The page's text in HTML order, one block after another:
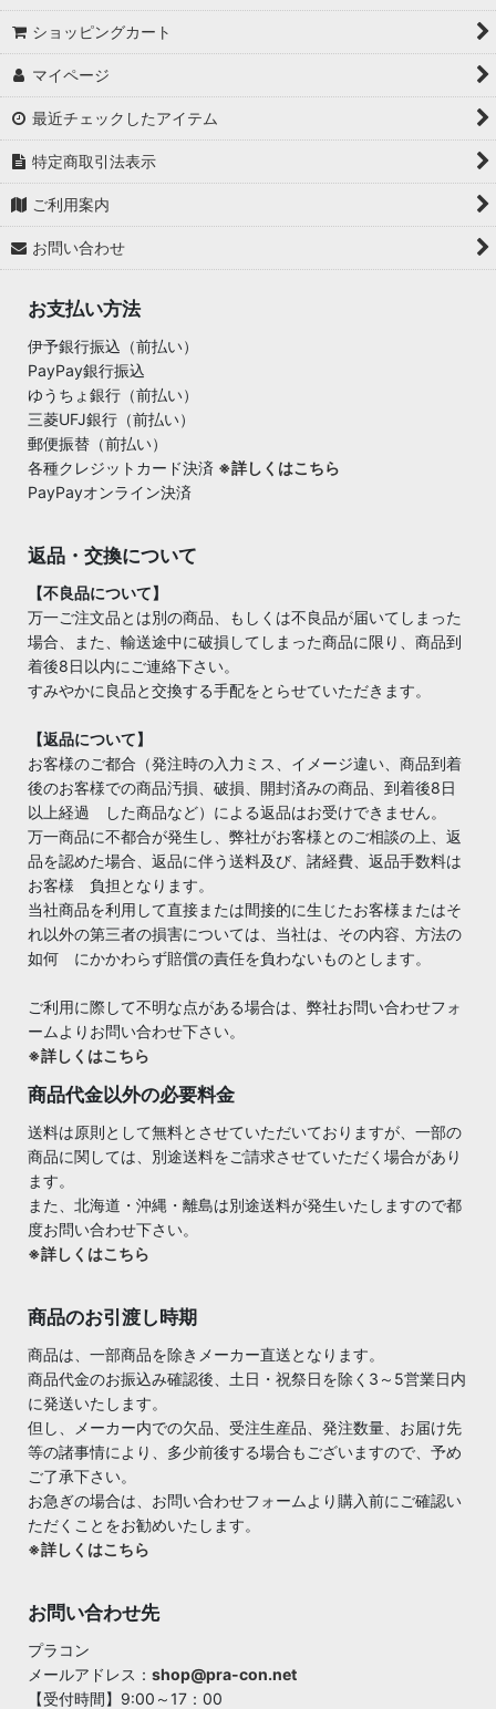
ショッピングカート
マイページ
最近チェックしたアイテム
特定商取引法表示
ご利用案内
お問い合わせ
お支払い方法
伊予銀行振込（前払い）
PayPay銀行振込
ゆうちょ銀行（前払い）
三菱UFJ銀行（前払い）
郵便振替（前払い）
各種クレジットカード決済 ※詳しくはこちら
PayPayオンライン決済
返品・交換について
【不良品について】
万一ご注文品とは別の商品、もしくは不良品が届いてしまった
場合、また、輸送途中に破損してしまった商品に限り、商品到
着後8日以内にご連絡下さい。
すみやかに良品と交換する手配をとらせていただきます。
【返品について】
お客様のご都合（発注時の入力ミス、イメージ違い、商品到着
後のお客様での商品汚損、破損、開封済みの商品、到着後8日
以上経過 した商品など）による返品はお受けできません。
万一商品に不都合が発生し、弊社がお客様とのご相談の上、返
品を認めた場合、返品に伴う送料及び、諸経費、返品手数料は
お客様 負担となります。
当社商品を利用して直接または間接的に生じたお客様またはそ
れ以外の第三者の損害については、当社は、その内容、方法の
如何 にかかわらず賠償の責任を負わないものとします。
ご利用に際して不明な点がある場合は、弊社お問い合わせフォ
ームよりお問い合わせ下さい。
※詳しくはこちら
商品代金以外の必要料金
送料は原則として無料とさせていただいておりますが、一部の
商品に関しては、別途送料をご請求させていただく場合があり
ます。
また、北海道・沖縄・離島は別途送料が発生いたしますので都
度お問い合わせ下さい。
※詳しくはこちら
商品のお引渡し時期
商品は、一部商品を除きメーカー直送となります。
商品代金のお振込み確認後、土日・祝祭日を除く3～5営業日内
に発送いたします。
但し、メーカー内での欠品、受注生産品、発注数量、お届け先
等の諸事情により、多少前後する場合もございますので、予め
ご了承下さい。
お急ぎの場合は、お問い合わせフォームより購入前にご確認い
ただくことをお勧めいたします。
※詳しくはこちら
お問い合わせ先
プラコン
メールアドレス： shop@pra-con.net
【受付時間】9:00～17：00